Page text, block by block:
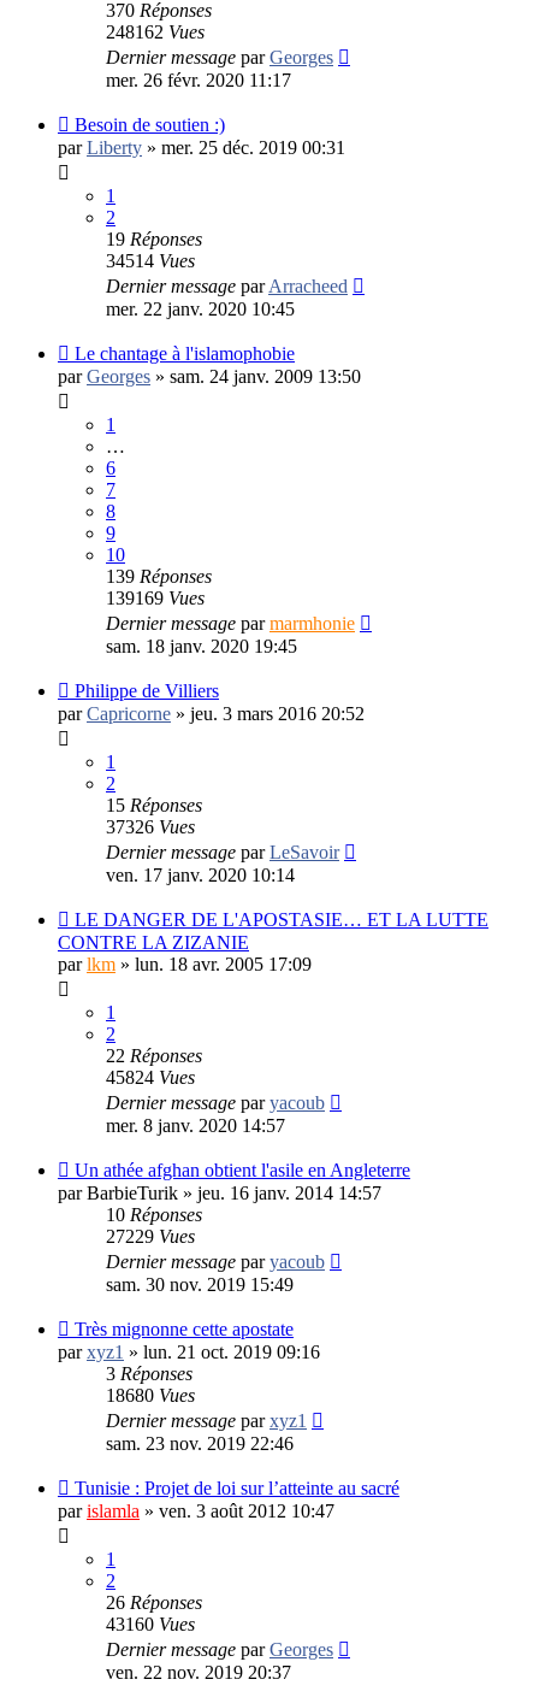
370 Réponses
248162 Vues
Dernier message parGeorges
mer. 26 févr. 2020 11:17
Besoin de soutien :)
parLiberty » mer. 25 déc. 2019 00:31
1
2
19 Réponses
34514 Vues
Dernier message parArracheed
mer. 22 janv. 2020 10:45
Le chantage à l'islamophobie
parGeorges » sam. 24 janv. 2009 13:50
1
…
6
7
8
9
10
139 Réponses
139169 Vues
Dernier message parmarmhonie
sam. 18 janv. 2020 19:45
Philippe de Villiers
parCapricorne » jeu. 3 mars 2016 20:52
1
2
15 Réponses
37326 Vues
Dernier message parLeSavoir
ven. 17 janv. 2020 10:14
LE DANGER DE L'APOSTASIE… ET LA LUTTE
CONTRE LA ZIZANIE
parlkm » lun. 18 avr. 2005 17:09
1
2
22 Réponses
45824 Vues
Dernier message paryacoub
mer. 8 janv. 2020 14:57
Un athée afghan obtient l'asile en Angleterre
parBarbieTurik » jeu. 16 janv. 2014 14:57
10 Réponses
27229 Vues
Dernier message paryacoub
sam. 30 nov. 2019 15:49
Très mignonne cette apostate
parxyz1 » lun. 21 oct. 2019 09:16
3 Réponses
18680 Vues
Dernier message parxyz1
sam. 23 nov. 2019 22:46
Tunisie : Projet de loi sur l’atteinte au sacré
parislamla » ven. 3 août 2012 10:47
1
2
26 Réponses
43160 Vues
Dernier message parGeorges
ven. 22 nov. 2019 20:37